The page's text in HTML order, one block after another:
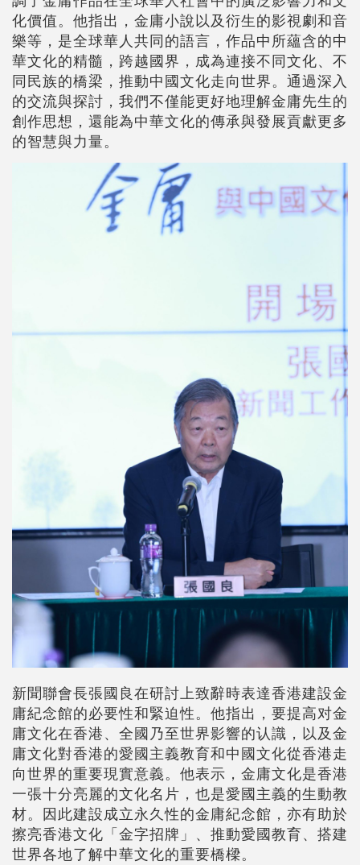
化價值。他指出，金庸小說以及衍生的影視劇和音
樂等，是全球華人共同的語言，作品中所蘊含的中
華文化的精髓，跨越國界，成為連接不同文化、不
同民族的橋梁，推動中國文化走向世界。通過深入
的交流與探討，我們不僅能更好地理解金庸先生的
創作思想，還能為中華文化的傳承與發展貢獻更多
的智慧與力量。
新聞聯會長張國良在研討上致辭時表達香港建設金
庸紀念館的必要性和緊迫性。他指出，要提高对金
庸文化在香港、全國乃至世界影響的认識，以及金
庸文化對香港的愛國主義教育和中國文化從香港走
向世界的重要現實意義。他表示，金庸文化是香港
一張十分亮麗的文化名片，也是愛國主義的生動教
材。因此建設成立永久性的金庸紀念館，亦有助於
擦亮香港文化「金字招牌」、推動愛國教育、搭建
世界各地了解中華文化的重要橋樑。